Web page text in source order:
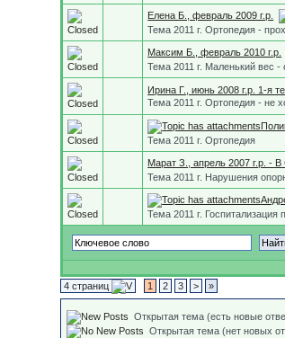
Елена Б., февраль 2009 г.р.
Тема 2011 г. Ортопедия -
Максим Б., февраль 2010 г.р.
Тема 2011 г. Маленький вес -
Ирина Г., июнь 2008 г.р. 1-я
Тема 2011 г. Ортопедия - не
Тема 2011 г. Ортопедия
Марат З., апрель 2007 г.р. -
Тема 2011 г. Нарушения
Тема 2011 г. Госпитализация
4 страниц 1 2 3 > »
Открытая тема (есть новые
Открытая тема (нет новых